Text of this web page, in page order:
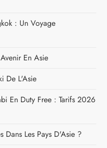
: Un Voyage
En Asie
De L'Asie
En Duty Free : Tarifs 2026
Dans Les Pays D'Asie ?